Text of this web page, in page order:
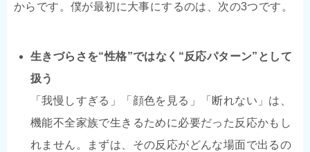
からです。僕が最初に大事にするのは、次の3つです。
生きづらさを“性格”ではなく“反応パターン”として
扱う
「我慢しすぎる」「顔色を見る」「断れない」は、
機能不全家族で生きるために必要だった反応かもし
れません。まずは、その反応がどんな場面で出るの